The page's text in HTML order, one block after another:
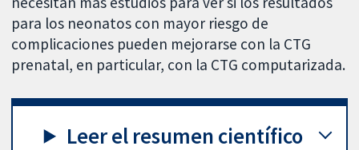
para los neonatos con mayor riesgo de
complicaciones pueden mejorarse con la CTG
prenatal, en particular, con la CTG computarizada.
Leer el resumen científico